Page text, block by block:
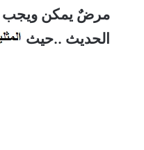
مرضٌ يمكن ويجب
الحديث ..حيث